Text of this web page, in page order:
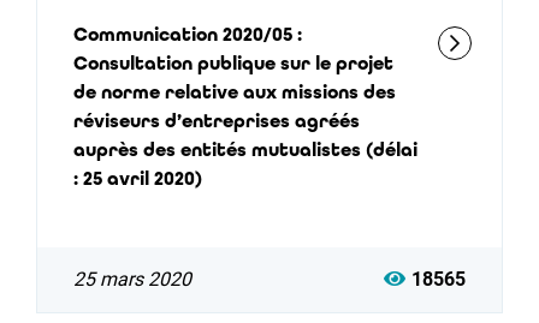
Communication 2020/05 :
Consultation publique sur le projet
de norme relative aux missions des
réviseurs d’entreprises agréés
auprès des entités mutualistes (délai
: 25 avril 2020)
25 mars 2020 18565